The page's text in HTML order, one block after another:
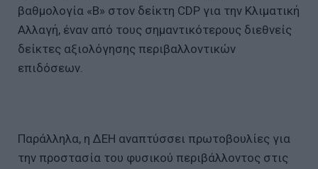
βαθμολογία «Β» στον δείκτη CDP για την Κλιματική
Αλλαγή, έναν από τους σημαντικότερους διεθνείς
δείκτες αξιολόγησης περιβαλλοντικών
επιδόσεων.
Παράλληλα, η ΔΕΗ αναπτύσσει πρωτοβουλίες για
την προστασία του φυσικού περιβάλλοντος στις